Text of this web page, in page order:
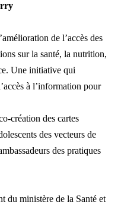
de l’accès des
sur la santé, la nutrition,
Une initiative qui
à l’information pour
création des cartes
des vecteurs de
des pratiques
du ministère de la Santé et